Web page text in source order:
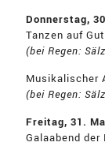
Donnerstag,
Tanzen auf
(bei Regen:
Musikalischer
(bei Regen:
Freitag, 31.
Galaabend